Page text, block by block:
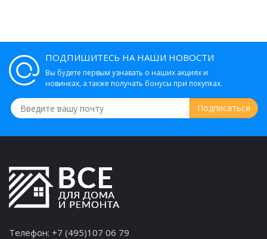
ПОДПИШИТЕСЬ НА НАШИ НОВОСТИ
Вы будете первым узнавать о наших акциях и
новинках, а также получать бонусы при покупках.
Телефон: +7 (495)107 06 79